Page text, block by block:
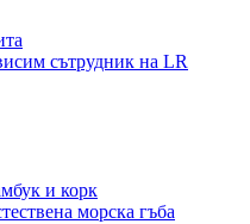
сътрудник на LR
и корк
морска гъба